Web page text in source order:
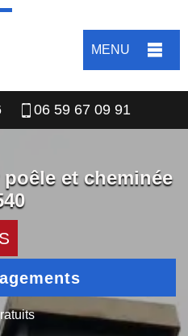
MENU
06 59 67 09 91
et cheminée